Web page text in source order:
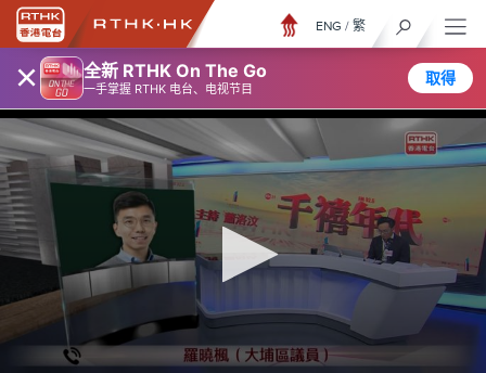
× 全新 RTHK On The Go
一手掌握 RTHK 电台、电视节目
取得
ENG / 繁